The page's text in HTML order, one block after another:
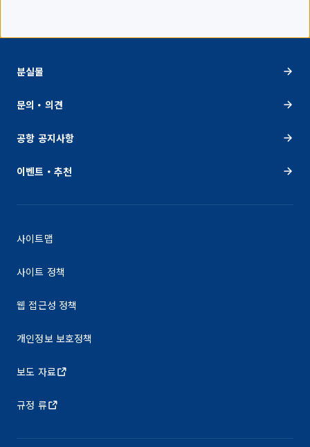
분실물
문의・의견
공항 공지사항
이벤트・추천
사이트맵
사이트 정책
웹 접근성 정책
개인정보 보호정책
보도 자료
규정 류